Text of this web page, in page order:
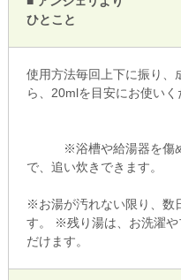
ひとこと
使用方法毎回上下に振り、
ら、20mlを目安にお使い
※浴槽や給湯器を傷め
で、追い炊きできます。
※お湯が汚れない限り、数
す。 ※残り湯は、お洗濯や
だけます。